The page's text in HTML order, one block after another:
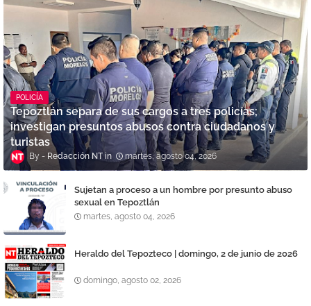
POLICÍA
Tepoztlán separa de sus cargos a tres policías;
investigan presuntos abusos contra ciudadanos y
turistas
Redacción NT martes, agosto 04, 2026
Sujetan a proceso a un hombre por presunto abuso
sexual en Tepoztlán
martes, agosto 04, 2026
Heraldo del Tepozteco | domingo, 2 de junio de 2026
domingo, agosto 02, 2026